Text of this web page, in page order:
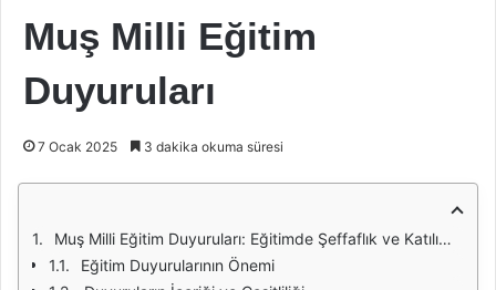
Muş Milli Eğitim
Duyuruları
7 Ocak 2025 3 dakika okuma süresi
Muş Milli Eğitim Duyuruları: Eğitimde Şeffaflık ve Katılımcılık
Eğitim Duyurularının Önemi